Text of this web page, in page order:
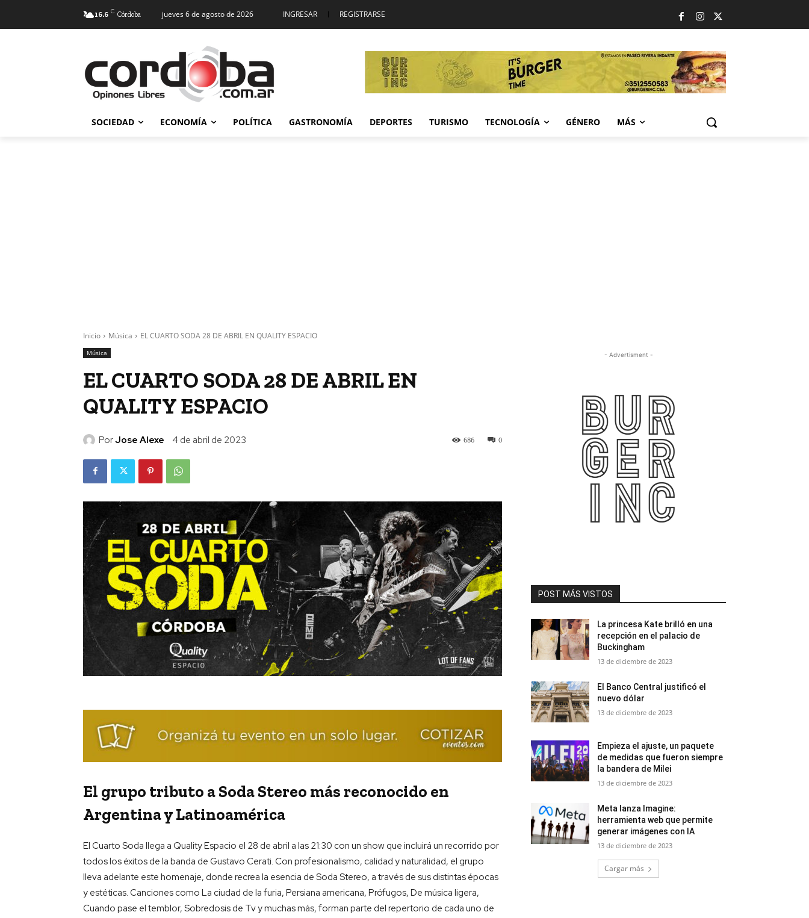
16.6 C Córdoba jueves 6 de agosto de 2026 INGRESAR | REGISTRARSE
SOCIEDAD ECONOMÍA POLÍTICA GASTRONOMÍA DEPORTES TURISMO TECNOLOGÍA GÉNERO MÁS
Inicio Música EL CUARTO SODA 28 DE ABRIL EN QUALITY ESPACIO
Música
EL CUARTO SODA 28 DE ABRIL EN
QUALITY ESPACIO
PorJose Alexe 4 de abril de 2023 0
686
El grupo tributo a Soda Stereo más reconocido en
Argentina y Latinoamérica
El Cuarto Soda llega a Quality Espacio el 28 de abril a las 21:30 con un show que incluirá un recorrido por
todos los éxitos de la banda de Gustavo Cerati. Con profesionalismo, calidad y naturalidad, el grupo
lleva adelante este homenaje, donde recrea la esencia de Soda Stereo, a través de sus distintas épocas
y estéticas. Canciones como La ciudad de la furia, Persiana americana, Prófugos, De música ligera,
Cuando pase el temblor, Sobredosis de Tv y muchas más, forman parte del repertorio de cada uno de
- Advertisment -
POST MÁS VISTOS
La princesa Kate brilló en una
recepción en el palacio de
Buckingham
13 de diciembre de 2023
El Banco Central justificó el
nuevo dólar
13 de diciembre de 2023
Empieza el ajuste, un paquete
de medidas que fueron siempre
la bandera de Milei
13 de diciembre de 2023
Meta lanza Imagine:
herramienta web que permite
generar imágenes con IA
13 de diciembre de 2023
Cargar más